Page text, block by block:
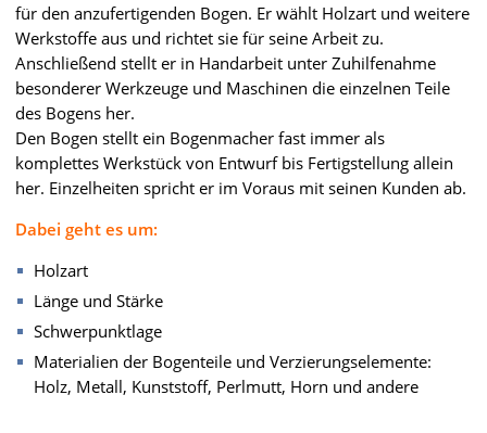
für den anzufertigenden Bogen. Er wählt Holzart und weitere
Werkstoffe aus und richtet sie für seine Arbeit zu.
Anschließend stellt er in Handarbeit unter Zuhilfenahme
besonderer Werkzeuge und Maschinen die einzelnen Teile
des Bogens her.
Den Bogen stellt ein Bogenmacher fast immer als
komplettes Werkstück von Entwurf bis Fertigstellung allein
her. Einzelheiten spricht er im Voraus mit seinen Kunden ab.
Dabei geht es um:
Holzart
Länge und Stärke
Schwerpunktlage
Materialien der Bogenteile und Verzierungselemente:
Holz, Metall, Kunststoff, Perlmutt, Horn und andere